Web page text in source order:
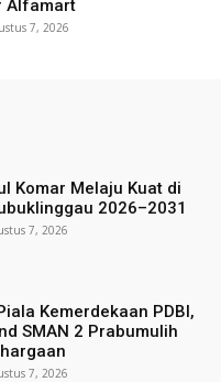
Alfamart
7, 2026
Komar Melaju Kuat di
2026–2031
7, 2026
Kemerdekaan PDBI,
SMAN 2 Prabumulih
7, 2026